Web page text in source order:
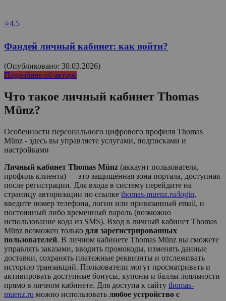
⭐4.5
Фандей личный кабинет: как войти?
(Опубликовано: 30.03.2026)
Подробнее об авторе
Что такое личный кабинет Thomas
Münz?
Особенности персонального цифрового профиля Thomas
Münz - здесь вы управляете услугами, подписками и
настройками
Личный кабинет Thomas Münz (аккаунт пользователя,
профиль клиента) — это защищённая зона портала, доступная
после регистрации. Для входа в систему перейдите на
страницу авторизации по ссылке thomas-muenz.ru/login,
введите номер телефона, логин или привязанный email, и
постоянный либо временный пароль (возможно
использование кода из SMS). Вход в личный кабинет Thomas
Münz возможен только для зарегистрированных
пользователей. В личном кабинете Thomas Münz вы сможете
управлять заказами, вводить промокоды, изменять данные
доставки, сохранять платежные реквизиты и отслеживать
историю транзакций. Пользователи могут просматривать и
активировать доступные бонусы, купоны и баллы лояльности
прямо в личном кабинете. Для доступа к сайту thomas-
muenz.ru можно использовать любое устройство с